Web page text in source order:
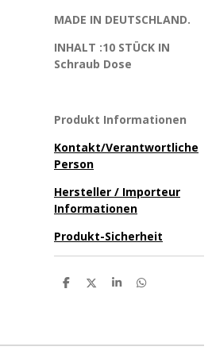
MADE IN DEUTSCHLAND.
INHALT :10 STÜCK IN
Schraub Dose
Produkt Informationen
Kontakt/Verantwortliche
Person
Hersteller / Importeur
Informationen
Produkt-Sicherheit
T
n
T
n
T
n
T
n